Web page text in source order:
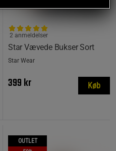
Star Vævede Bukser Sort
2 anmeldelser
Star Wear
399 kr Køb
OUTLET